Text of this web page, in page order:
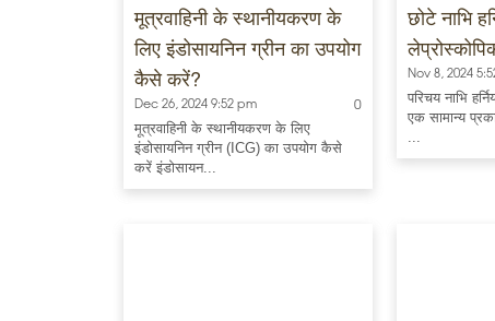
मूत्रवाहिनी के स्थानीयकरण के
लिए इंडोसायनिन ग्रीन का उपयोग
कैसे करें?
Dec 26, 2024 9:52 pm 0
मूत्रवाहिनी के स्थानीयकरण के लिए
इंडोसायनिन ग्रीन (ICG) का उपयोग कैसे
करें इंडोसायन...
छोटे नाभि
Nov 8, 2024
परिचय नाभि
एक सामान्य